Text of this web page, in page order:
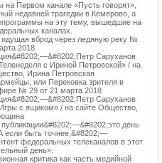
на Первом канале «Пусть говорят»,
недавней трагедии в Кемерово, а
на эту тему, вышедшие на
каналах.
идущая вброд через ледяную реку №
2018
Саруханов
с Ириной Петровской» / на
Ирина Петровская
или Перековка зрителя в
№ 29 от 21 марта 2018
Саруханов
с ящиком» / на сайте Общество,
день
если быть точнее,&#8202;—
федеральных телеканалов в этот
день».
критика как часть медийной